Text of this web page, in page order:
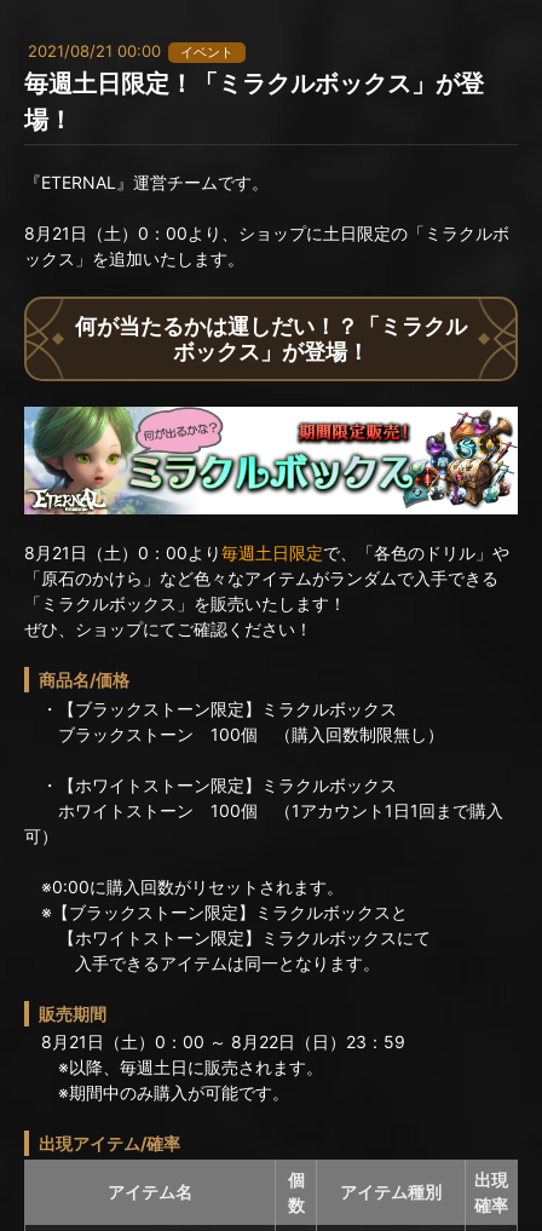
2021/08/21 00:00 イベント
毎週土日限定！「ミラクルボックス」が登
場！
『ETERNAL』運営チームです。
8月21日（土）0：00より、ショップに土日限定の「ミラクルボ
ックス」を追加いたします。
何が当たるかは運しだい！？「ミラクル
ボックス」が登場！
8月21日（土）0：00より毎週土日限定で、「各色のドリル」や
「原石のかけら」など色々なアイテムがランダムで入手できる
「ミラクルボックス」を販売いたします！
ぜひ、ショップにてご確認ください！
商品名/価格
・【ブラックストーン限定】ミラクルボックス
ブラックストーン 100個 （購入回数制限無し）
・【ホワイトストーン限定】ミラクルボックス
ホワイトストーン 100個 （1アカウント1日1回まで購入
可）
※0:00に購入回数がリセットされます。
※【ブラックストーン限定】ミラクルボックスと
【ホワイトストーン限定】ミラクルボックスにて
入手できるアイテムは同一となります。
販売期間
8月21日（土）0：00 ～ 8月22日（日）23：59
※以降、毎週土日に販売されます。
※期間中のみ購入が可能です。
出現アイテム/確率
アイテム名
個
数
アイテム種別
出現
確率